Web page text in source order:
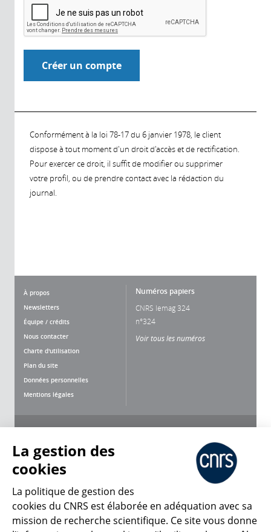
Conformément à la loi 78-17 du 6 janvier 1978, le client
dispose à tout moment d'un droit d'accès et de rectification.
Pour exercer ce droit, il suffit de modifier ou supprimer
votre profil, ou de prendre contact avec la rédaction du
journal.
À propos
Newsletters
Équipe / crédits
Nous contacter
Charte d'utilisation
Plan du site
Données personnelles
Mentions légales
Numéros papiers
CNRS lemag 324
n°324
Voir tous les numéros
CNRS Le Mag
La gestion des
cookies
La politique de gestion des
cookies du CNRS est élaborée en adéquation avec sa
mission de recherche scientifique. Ce site vous donne